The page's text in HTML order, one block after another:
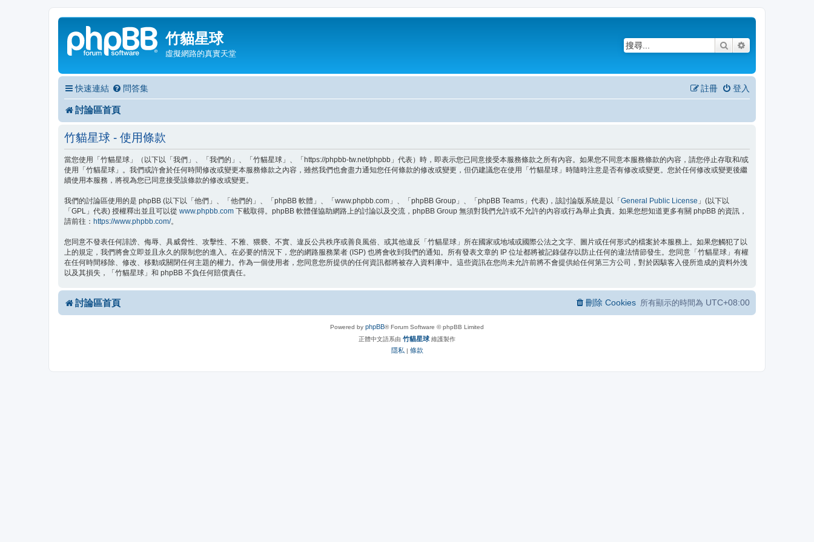
竹貓星球
虛擬網路的真實天堂
搜尋
快速連結 問答集 登入
註冊
討論區首頁
竹貓星球 - 使用條款
當您使用「竹貓星球」（以下以「我們」、「我們的」、「竹貓星球」、「https://phpbb-tw.net/phpbb」代表）時，即表示您已同意接受本服務條款之所有內容。如果您不同意本服務條款的內容，請您停止存取和/或
使用「竹貓星球」。我們或許會於任何時間修改或變更本服務條款之內容，雖然我們也會盡力通知您任何條款的修改或變更，但仍建議您在使用「竹貓星球」時隨時注意是否有修改或變更。您於任何修改或變更後繼
續使用本服務，將視為您已同意接受該條款的修改或變更。
我們的討論區使用的是 phpBB (以下以「他們」、「他們的」、「phpBB 軟體」、「www.phpbb.com」、「phpBB Group」、「phpBB Teams」代表)，該討論版系統是以「 General Public License 」(以下以
「GPL」代表) 授權釋出並且可以從 www.phpbb.com 下載取得。phpBB 軟體僅協助網路上的討論以及交流，phpBB Group 無須對我們允許或不允許的內容或行為舉止負責。如果您想知道更多有關 phpBB 的資訊，
請前往： https://www.phpbb.com/。
您同意不發表任何誹謗、侮辱、具威脅性、攻擊性、不雅、猥褻、不實、違反公共秩序或善良風俗、或其他違反「竹貓星球」所在國家或地域或國際公法之文字、圖片或任何形式的檔案於本服務上。如果您觸犯了以
上的規定，我們將會立即並且永久的限制您的進入。在必要的情況下，您的網路服務業者 (ISP) 也將會收到我們的通知。所有發表文章的 IP 位址都將被記錄儲存以防止任何的違法情節發生。您同意「竹貓星球」有權
在任何時間移除、修改、移動或關閉任何主題的權力。作為一個使用者，您同意您所提供的任何資訊都將被存入資料庫中。這些資訊在您尚未允許前將不會提供給任何第三方公司，對於因駭客入侵所造成的資料外洩
以及其損失，「竹貓星球」和 phpBB 不負任何賠償責任。
討論區首頁 所有顯示的時間為 UTC+08:00
刪除 Cookies
Powered by phpBB® Forum Software © phpBB Limited
正體中文語系由 竹貓星球 維護製作
隱私 | 條款